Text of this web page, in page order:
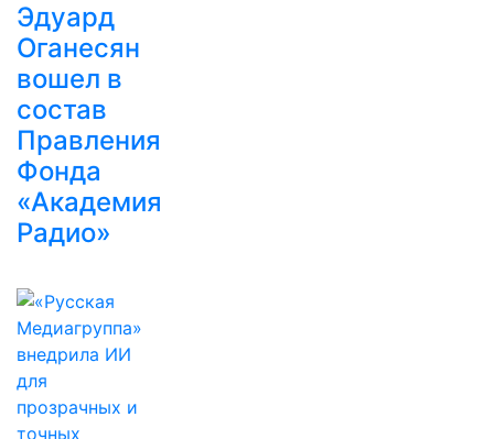
Эдуард
Оганесян
вошел в
состав
Правления
Фонда
«Академия
Радио»